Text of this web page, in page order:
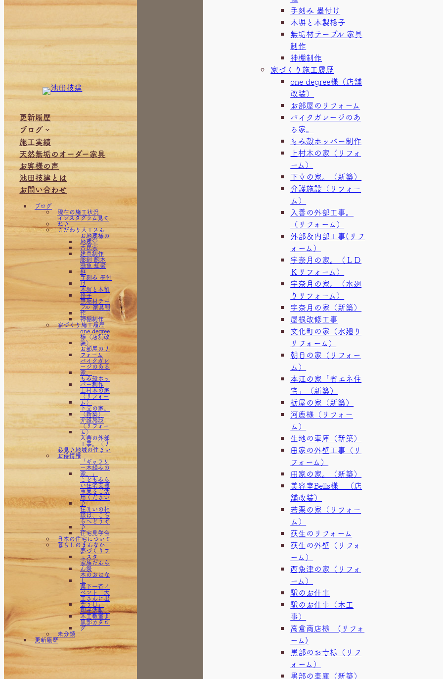
更新履歴
ブログ
施工実績
天然無垢のオーダー家具
お客様の声
池田技建とは
お問い合わせ
ブログ
現在の施工状況
インスタグラム見て
ね♪
こだわり大工さん
お地蔵様の
地蔵堂
古民家
建具制作
彫刻 腕木
懸魚 虹梁
框
手刻み 墨付
け
木塀と木製
格子
無垢材テー
ブル 家具制
作
神棚制作
家づくり施工履歴
one degree
様（店舗改
装）
お部屋のリ
フォーム
バイクガレ
ージのある
家。
もみ殻ホッ
パー制作
上村木の家
（リフォー
ム）
下立の家。
（新築）
介護施設
（リフォー
ム）
入善の外部
工事。（リ
フォーム）
外部＆内部
工事(リフォ
ーム）
宇奈月の
家。（ＬＤ
Ｋリフォー
ム）
宇奈月の
家。（水廻
りリフォー
ム）
宇奈月の家
（新築）
屋根改修工
事
文化町の家
（水廻りリ
フォーム）
朝日の家
（リフォー
ム）
本江の家
「省エネ住
宅」（新
築）
栃屋の家
（新築）
河鹿様（リ
フォーム）
生地の車庫
（新築）
田家の外壁
工事（リフ
ォーム）
田家の家。
必見♪地域の住まい
お得情報
「ギャラリ
ー木組みの
家。」
こどもみら
い住宅支援
事業をご活
用ください
♪
住まいの相
談は、こち
らへどうぞ
♪
住宅見学会
日本の住宅について
暮らしのまんなか
夢づくりフ
ェスタ
家族だんら
ん祭
木のおはな
し
県下一斉イ
ベント「大
工さんに出
会う日」
親子活動、
木工教室♪
黒部カタロ
グ
未分類
更新履歴
お知らせ
NEWS
手刻み 墨付け
木塀と木製格子
無垢材テーブル 家具
制作
神棚制作
家づくり施工履歴
one degree様（店舗
改装）
お部屋のリフォーム
バイクガレージのあ
る家。
もみ殻ホッパー制作
上村木の家（リフォ
ーム）
下立の家。（新築）
介護施設（リフォー
ム）
入善の外部工事。
（リフォーム）
外部＆内部工事(リフ
ォーム）
宇奈月の家。（ＬＤ
Ｋリフォーム）
宇奈月の家。（水廻
りリフォーム）
宇奈月の家（新築）
屋根改修工事
文化町の家（水廻り
リフォーム）
朝日の家（リフォー
ム）
本江の家「省エネ住
宅」（新築）
栃屋の家（新築）
河鹿様（リフォー
ム）
生地の車庫（新築）
田家の外壁工事（リ
フォーム）
田家の家。（新築）
美容室Bells様 （店
舗改装）
若栗の家（リフォー
ム）
荻生のリフォーム
荻生の外壁（リフォ
ーム）
西魚津の家（リフォ
ーム）
駅のお仕事
駅のお仕事（木工
事）
高倉商店様 (リフォ
ーム)
黒部のお寺様（リフ
ォーム）
黒部の車庫（新築）